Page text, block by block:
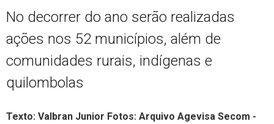
No decorrer do ano serão realizadas
ações nos 52 municípios, além de
comunidades rurais, indígenas e
quilombolas
Texto: Valbran Junior Fotos: Arquivo Agevisa Secom -